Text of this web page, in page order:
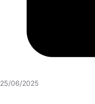
25/06/2025